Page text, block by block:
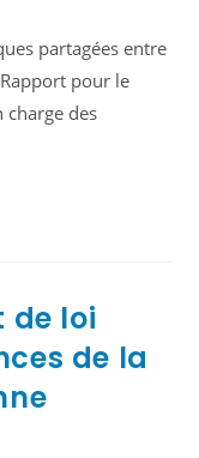
partagées entre
pour le
charge des
de loi
de la